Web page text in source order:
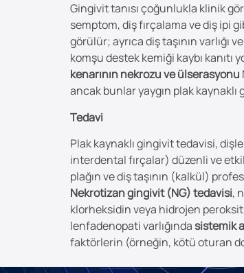
Gingivit tanısı çoğunlukla klinik
semptom, diş fırçalama ve diş ipi
görülür; ayrıca diş taşının
komşu destek kemiği kaybı kanıtı
kenarının nekrozu ve ülserasyonu
ancak bunlar yaygın plak
Tedavi
Plak kaynaklı gingivit tedavisi,
interdental fırçalar) düzenli ve
plağın ve diş taşının (kalkül)
Nekrotizan gingivit (NG) tedavisi,
klorheksidin veya hidrojen peroksit
lenfadenopati varlığındasistemik
faktörlerin (örneğin, kötü oturan